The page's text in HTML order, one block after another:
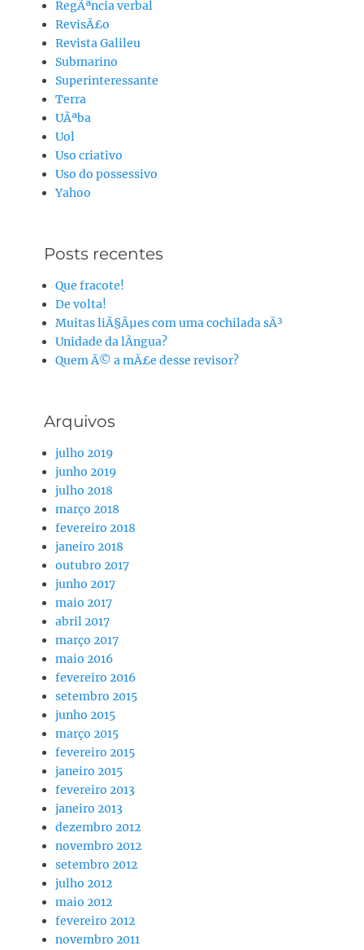
RegÃªncia verbal
RevisÃ£o
Revista Galileu
Submarino
Superinteressante
Terra
UÃªba
Uol
Uso criativo
Uso do possessivo
Yahoo
Posts recentes
Que fracote!
De volta!
Muitas liÃ§Ãµes com uma cochilada sÃ³
Unidade da lÃ­ngua?
Quem Ã© a mÃ£e desse revisor?
Arquivos
julho 2019
junho 2019
julho 2018
março 2018
fevereiro 2018
janeiro 2018
outubro 2017
junho 2017
maio 2017
abril 2017
março 2017
maio 2016
fevereiro 2016
setembro 2015
junho 2015
março 2015
fevereiro 2015
janeiro 2015
fevereiro 2013
janeiro 2013
dezembro 2012
novembro 2012
setembro 2012
julho 2012
maio 2012
fevereiro 2012
novembro 2011